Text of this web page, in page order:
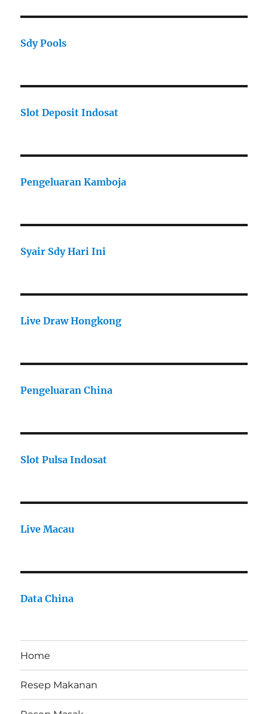
Sdy Pools
Slot Deposit Indosat
Pengeluaran Kamboja
Syair Sdy Hari Ini
Live Draw Hongkong
Pengeluaran China
Slot Pulsa Indosat
Live Macau
Data China
Home
Resep Makanan